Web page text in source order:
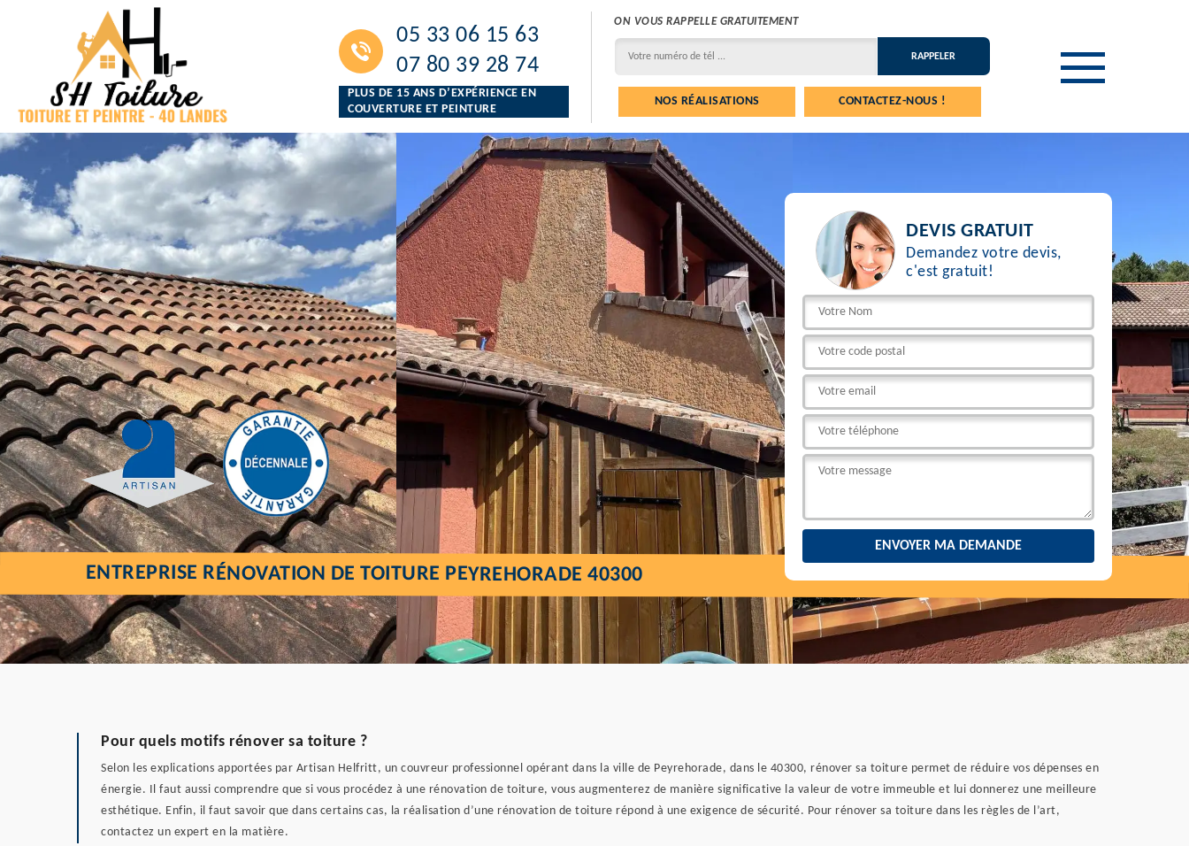
05 33 06 15 63
07 80 39 28 74
PLUS DE 15 ANS D’EXPÉRIENCE EN
COUVERTURE ET PEINTURE
ON VOUS RAPPELLE GRATUITEMENT
NOS RÉALISATIONS CONTACTEZ-NOUS !
DEVIS GRATUIT
Demandez votre devis,
c'est gratuit!
ENTREPRISE RÉNOVATION DE TOITURE PEYREHORADE 40300
Pour quels motifs rénover sa toiture ?
Selon les explications apportées par Artisan Helfritt, un couvreur professionnel opérant dans la ville de Peyrehorade, dans le 40300, rénover sa toiture permet de réduire vos dépenses en
énergie. Il faut aussi comprendre que si vous procédez à une rénovation de toiture, vous augmenterez de manière significative la valeur de votre immeuble et lui donnerez une meilleure
esthétique. Enfin, il faut savoir que dans certains cas, la réalisation d’une rénovation de toiture répond à une exigence de sécurité. Pour rénover sa toiture dans les règles de l’art,
contactez un expert en la matière.